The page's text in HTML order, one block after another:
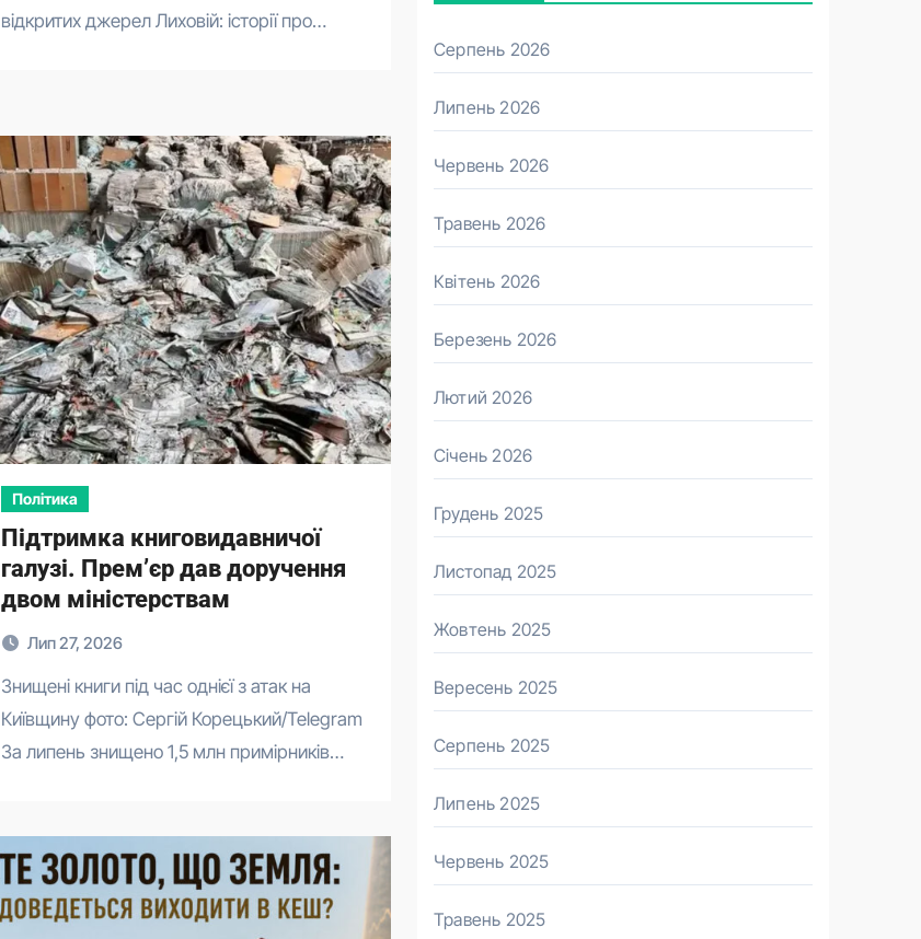
відкритих джерел Лиховій: історії про…
Політика
Підтримка книговидавничої
галузі. Прем’єр дав доручення
двом міністерствам
Лип 27, 2026
Знищені книги під час однієї з атак на
Київщину фото: Сергій Корецький/Telegram
За липень знищено 1,5 млн примірників…
Серпень 2026
Липень 2026
Червень 2026
Травень 2026
Квітень 2026
Березень 2026
Лютий 2026
Січень 2026
Грудень 2025
Листопад 2025
Жовтень 2025
Вересень 2025
Серпень 2025
Липень 2025
Червень 2025
Травень 2025